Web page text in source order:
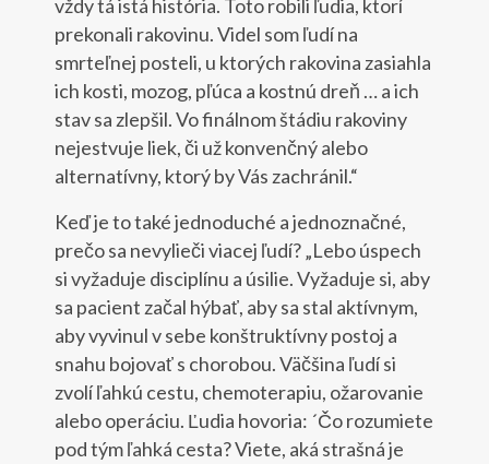
vždy tá istá história. Toto robili ľudia, ktorí
prekonali rakovinu. Videl som ľudí na
smrteľnej posteli, u ktorých rakovina zasiahla
ich kosti, mozog, pľúca a kostnú dreň … a ich
stav sa zlepšil. Vo finálnom štádiu rakoviny
nejestvuje liek, či už konvenčný alebo
alternatívny, ktorý by Vás zachránil.“
Keď je to také jednoduché a jednoznačné,
prečo sa nevylieči viacej ľudí? „Lebo úspech
si vyžaduje disciplínu a úsilie. Vyžaduje si, aby
sa pacient začal hýbať, aby sa stal aktívnym,
aby vyvinul v sebe konštruktívny postoj a
snahu bojovať s chorobou. Väčšina ľudí si
zvolí ľahkú cestu, chemoterapiu, ožarovanie
alebo operáciu. Ľudia hovoria: ´Čo rozumiete
pod tým ľahká cesta? Viete, aká strašná je